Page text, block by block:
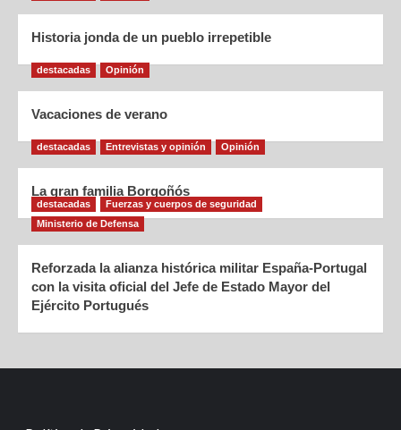
Historia jonda de un pueblo irrepetible
destacadas Opinión
Vacaciones de verano
destacadas Entrevistas y opinión Opinión
La gran familia Borgoñós
destacadas
Fuerzas y cuerpos de seguridad
Ministerio de Defensa
Reforzada la alianza histórica militar España-Portugal
con la visita oficial del Jefe de Estado Mayor del
Ejército Portugués